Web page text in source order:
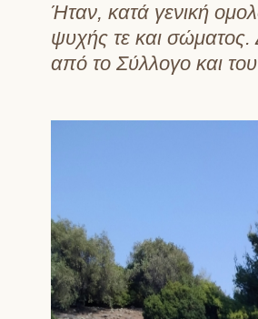
Ήταν, κατά γενική
ψυχής τε και σώματος.
από το Σύλλογο και